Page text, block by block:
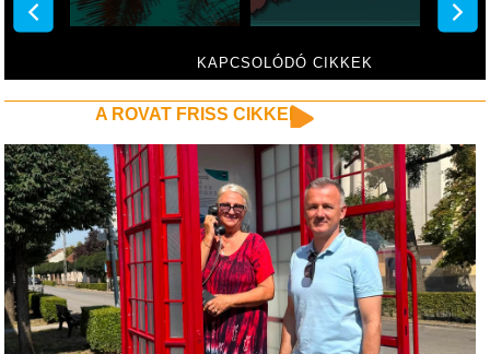
KAPCSOLÓDÓ CIKKEK
A ROVAT FRISS CIKKEI